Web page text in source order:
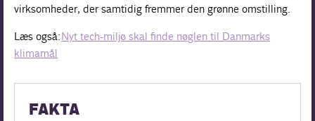
virksomheder, der samtidig fremmer den grønne omstilling.
Læs også:Nyt tech-miljø skal finde nøglen til Danmarks
klimamål
FAKTA